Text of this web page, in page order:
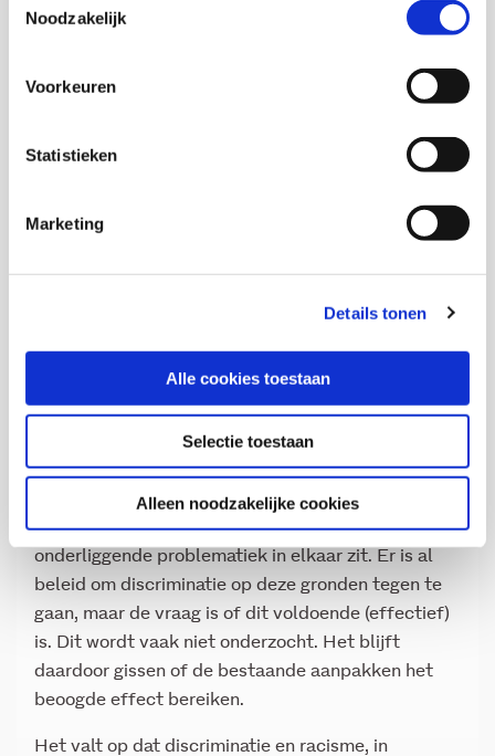
Noodzakelijk
Voorkeuren
Statistieken
Marketing
Details tonen
Alle cookies toestaan
Selectie toestaan
Alleen noodzakelijke cookies
in Nederland vaak over het hoofd wordt gezien.
maar er is heel weinig onderzoek over transgender
transgender personen zijn er ernstige signalen dat
deze personen in de zorg gediscrimineerd worden.
Discriminatie in de sport
van beperking. Het bestaande onderzoek richt zich
met name op discriminatie op grond van afkomst
(waarbij er soms overlap is met religie) en vooral op
grond van seksuele voorkeur. Een goed in beeld
gebracht probleem is het gebrek aan acceptatie
van homo- en biseksualiteit in het mannenvoetbal,
al is nog niet helemaal duidelijk hoe de
onderliggende problematiek in elkaar zit. Er is al
beleid om discriminatie op deze gronden tegen te
gaan, maar de vraag is of dit voldoende (effectief)
is. Dit wordt vaak niet onderzocht. Het blijft
daardoor gissen of de bestaande aanpakken het
beoogde effect bereiken.
Het valt op dat discriminatie en racisme, in